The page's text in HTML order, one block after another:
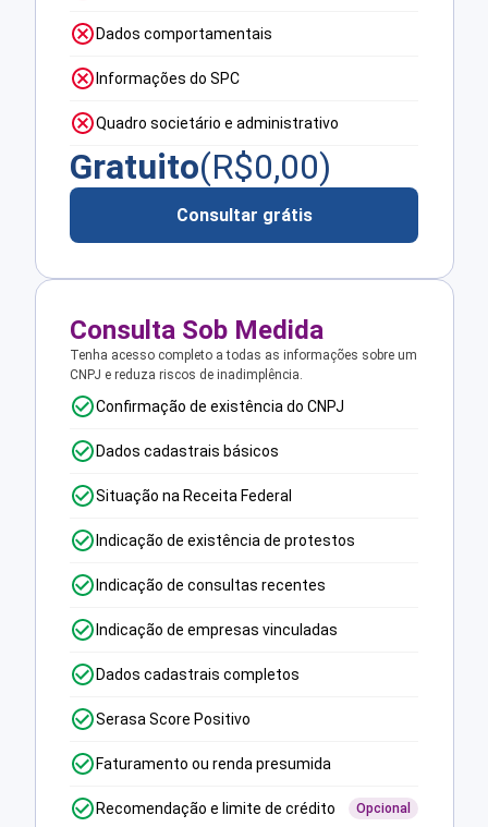
Dados comportamentais
Informações do SPC
Quadro societário e administrativo
Gratuito(R$0,00)
Consultar grátis
Consulta Sob Medida
Tenha acesso completo a todas as informações sobre um
CNPJ e reduza riscos de inadimplência.
Confirmação de existência do CNPJ
Dados cadastrais básicos
Situação na Receita Federal
Indicação de existência de protestos
Indicação de consultas recentes
Indicação de empresas vinculadas
Dados cadastrais completos
Serasa Score Positivo
Faturamento ou renda presumida
Recomendação e limite de crédito Opcional